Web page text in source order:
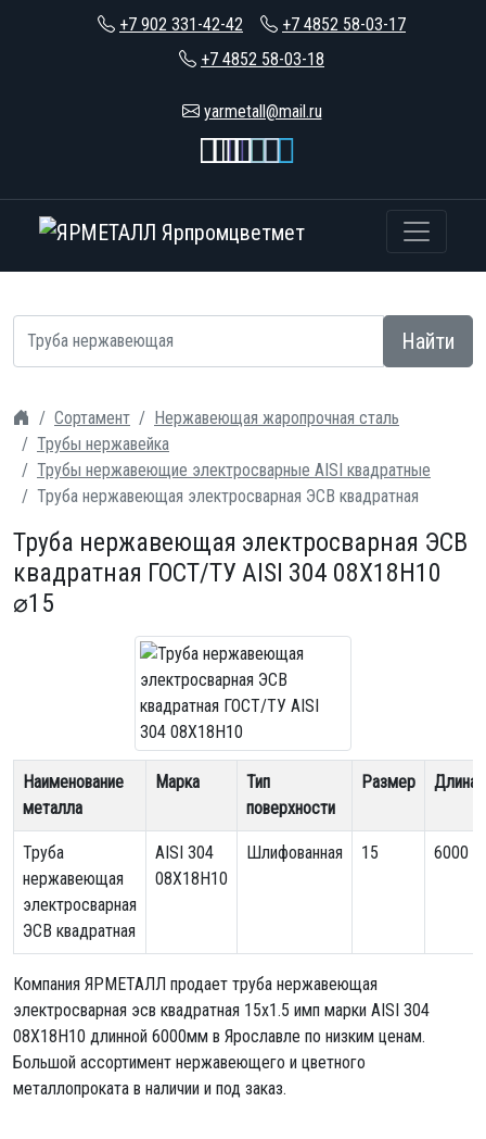
+7 902 331-42-42
+7 4852 58-03-17
+7 4852 58-03-18
yarmetall@mail.ru
Найти
Сортамент
Нержавеющая жаропрочная сталь
Трубы нержавейка
Трубы нержавеющие электросварные AISI квадратные
Труба нержавеющая электросварная ЭСВ квадратная
Труба нержавеющая электросварная ЭСВ
квадратная ГОСТ/ТУ AISI 304 08Х18Н10
⌀15
Наименование
металла
Марка
Тип
поверхности
Размер Длина
Труба
нержавеющая
электросварная
ЭСВ квадратная
AISI 304
08Х18Н10
Шлифованная 15 6000
Компания ЯРМЕТАЛЛ продает труба нержавеющая
электросварная эсв квадратная 15х1.5 имп марки AISI 304
08Х18Н10 длинной 6000мм в Ярославле по низким ценам.
Большой ассортимент нержавеющего и цветного
металлопроката в наличии и под заказ.